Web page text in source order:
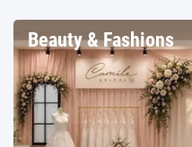
Beauty & Fashions